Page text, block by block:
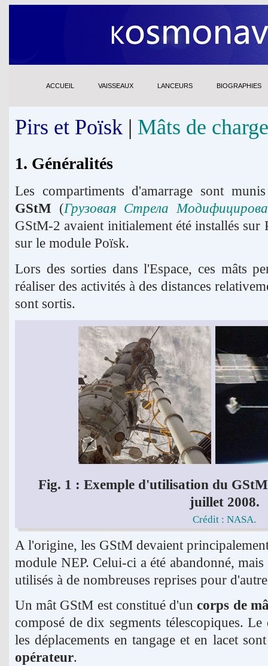
ACCUEIL VAISSEAUX LANCEURS BIOGRAPHIES
Pirs et Poïsk | Mâts de
1. Généralités
Les compartiments d'amarrage sont
GStM (Грузовая Стрела
GStM-2 avaient initialement été installés sur
sur le module Poïsk.
Lors des sorties dans l'Espace, ces mâts
réaliser des activités à des distances
sont sortis.
Fig. 1 : Exemple d'utilisation du
juillet 2008.
Crédit : NASA.
A l'origine, les GStM devaient
module NEP. Celui-ci a été abandonné,
utilisés à de nombreuses reprises pour
Un mât GStM est constitué d'uncorps de
composé de dix segments télescopiques.
les déplacements en tangage et en lacet
opérateur.